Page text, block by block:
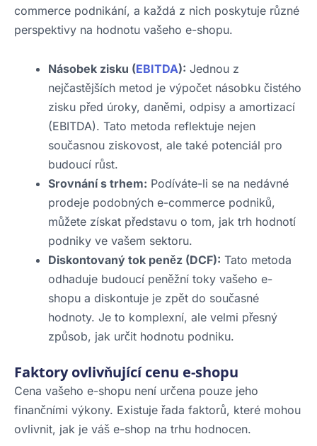
commerce podnikání, a každá z nich poskytuje různé
perspektivy na hodnotu vašeho e-shopu.
Násobek zisku (EBITDA): Jednou z
nejčastějších metod je výpočet násobku čistého
zisku před úroky, daněmi, odpisy a amortizací
(EBITDA). Tato metoda reflektuje nejen
současnou ziskovost, ale také potenciál pro
budoucí růst.
Srovnání s trhem: Podíváte-li se na nedávné
prodeje podobných e-commerce podniků,
můžete získat představu o tom, jak trh hodnotí
podniky ve vašem sektoru.
Diskontovaný tok peněz (DCF): Tato metoda
odhaduje budoucí peněžní toky vašeho e-
shopu a diskontuje je zpět do současné
hodnoty. Je to komplexní, ale velmi přesný
způsob, jak určit hodnotu podniku.
Faktory ovlivňující cenu e-shopu
Cena vašeho e-shopu není určena pouze jeho
finančními výkony. Existuje řada faktorů, které mohou
ovlivnit, jak je váš e-shop na trhu hodnocen.